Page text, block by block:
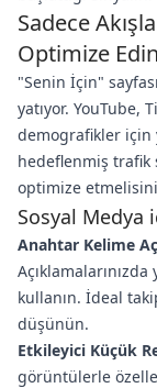
Sadece
Optimize Edin
"Senin İçin"
yatıyor. YouTube,
demografikler için
hedeflenmiş
optimize
Sosyal Medya
Anahtar Kelime
kullanın. İdeal
düşünün.
Etkileyici Küçük
görüntülerle